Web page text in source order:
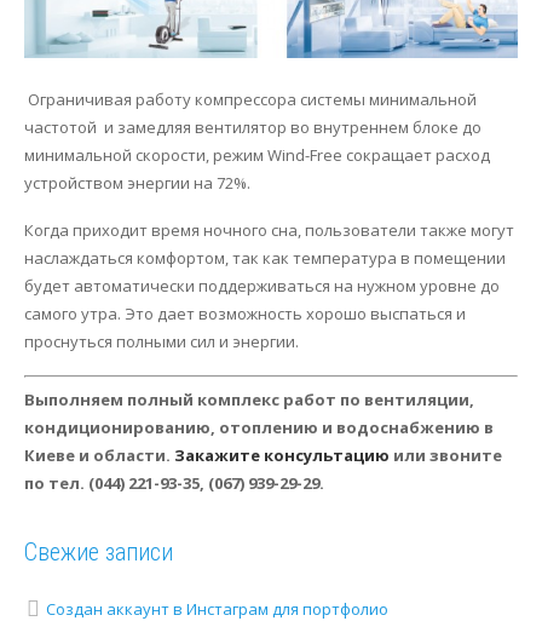
Ограничивая работу компрессора системы минимальной
частотой и замедляя вентилятор во внутреннем блоке до
минимальной скорости, режим Wind-Free сокращает расход
устройством энергии на 72%.
Когда приходит время ночного сна, пользователи также могут
наслаждаться комфортом, так как температура в помещении
будет автоматически поддерживаться на нужном уровне до
самого утра. Это дает возможность хорошо выспаться и
проснуться полными сил и энергии.
Выполняем полный комплекс работ по вентиляции,
кондиционированию, отоплению и водоснабжению в
Киеве и области. Закажите консультацию или звоните
по тел. (044) 221-93-35, (067) 939-29-29.
Свежие записи
Создан аккаунт в Инстаграм для портфолио